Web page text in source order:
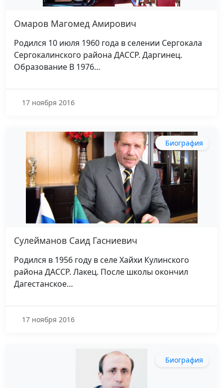
Омаров Магомед Амирович
Родился 10 июля 1960 года в селении Сергокала
Сергокалинского района ДАССР. Даргинец.
Образование В 1976…
17 ноября 2016
Биография
Сулейманов Саид Гасниевич
Родился в 1956 году в селе Хайхи Кулинского
района ДАССР. Лакец. После школы окончил
Дагестанское…
17 ноября 2016
Биография